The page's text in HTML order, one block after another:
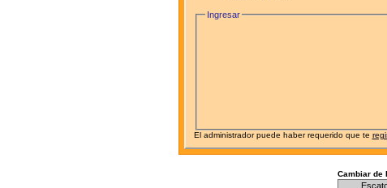
Ingresar
El administrador puede haber requerido que te
Cambiar de